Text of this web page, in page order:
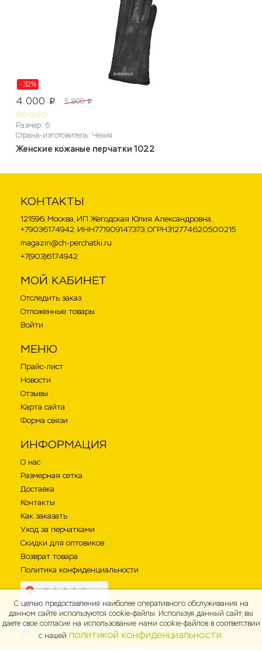
-32%
4 000 p 5 800 p
Размер: 6
Страна-изготовитель: Чехия
Женские кожаные перчатки 1022
КОНТАКТЫ
121596, Москва, ИП Жегодская Юлия Александровна,
+79036174942, ИНН771909147373, ОГРН312774620500215
magazin@ch-perchatki.ru
+7(903)6174942
МОЙ КАБИНЕТ
Отследить заказ
Отложенные товары
Войти
МЕНЮ
Прайс-лист
Новости
Отзывы
Карта сайта
Форма связи
ИНФОРМАЦИЯ
О нас
Размерная сетка
Доставка
Контакты
Как заказать
Уход за перчатками
Скидки для оптовиков
Возврат товара
Политика конфиденциальности
С целью предоставления наиболее оперативного обслуживания на
данном сайте используются cookie-файлы. Используя данный сайт, вы
даете свое согласие на использование нами cookie-файлов в соответствии
с нашей политикой конфиденциальности.